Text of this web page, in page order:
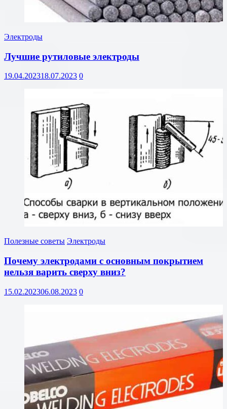
Электроды
Лучшие рутиловые электроды
19.04.202318.07.2023 0
Полезные советы Электроды
Почему электродами с основным покрытием
нельзя варить сверху вниз?
15.02.202306.08.2023 0